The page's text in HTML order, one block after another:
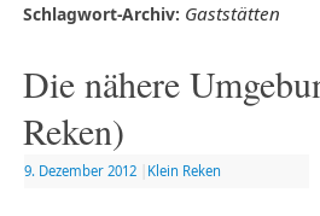
Schlagwort-Archiv: Gaststätten
Die nähere
Reken)
9. Dezember 2012 Klein Reken